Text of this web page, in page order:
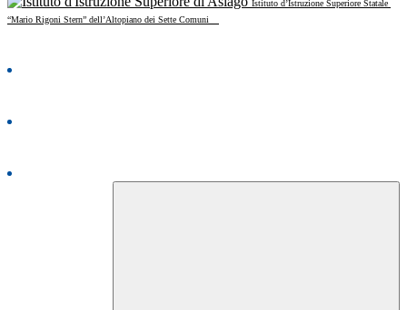
Istituto d’Istruzione Superiore Statale
“Mario Rigoni Stern” dell’Altopiano dei Sette Comuni